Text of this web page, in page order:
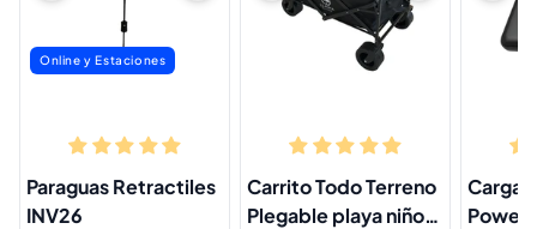
Online y Estaciones
Paraguas Retractiles
INV26
Carrito Todo Terreno
Plegable playa niños.